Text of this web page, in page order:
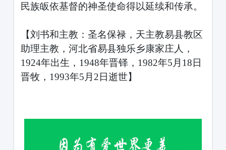
民族皈依基督的神圣使命得以延续和传承。
【刘书和主教：圣名保禄，天主教易县教区
助理主教，河北省易县独乐乡康家庄人，
1924年出生，1948年晋铎，1982年5月18日
晋牧，1993年5月2日逝世】